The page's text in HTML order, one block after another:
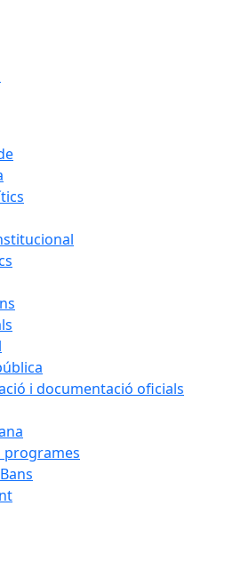
i documentació oficials
programes